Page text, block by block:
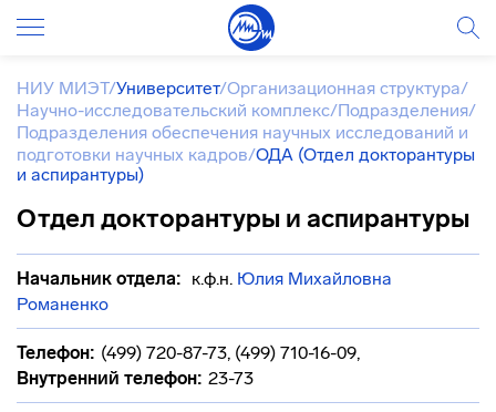
НИУ МИЭТ/Университет/Организационная структура/
Научно-исследовательский комплекс/Подразделения/
Подразделения обеспечения научных исследований и
подготовки научных кадров/ОДА (Отдел докторантуры
и аспирантуры)
Отдел докторантуры и аспирантуры
Начальник отдела: к.ф.н. Юлия Михайловна
Романенко
Телефон: (499) 720-87-73, (499) 710-16-09,
Внутренний телефон: 23-73